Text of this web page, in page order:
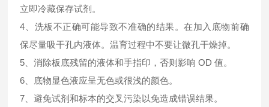
立即冷藏保存试剂。
4、洗板不正确可能导致不准确的结果。在加入底物前确
保尽量吸干孔内液体。温育过程中不要让微孔干燥掉。
5、消除板底残留的液体和手指印，否则影响 OD 值。
6、底物显色液应呈无色或很浅的颜色。
7、避免试剂和标本的交叉污染以免造成错误结果。